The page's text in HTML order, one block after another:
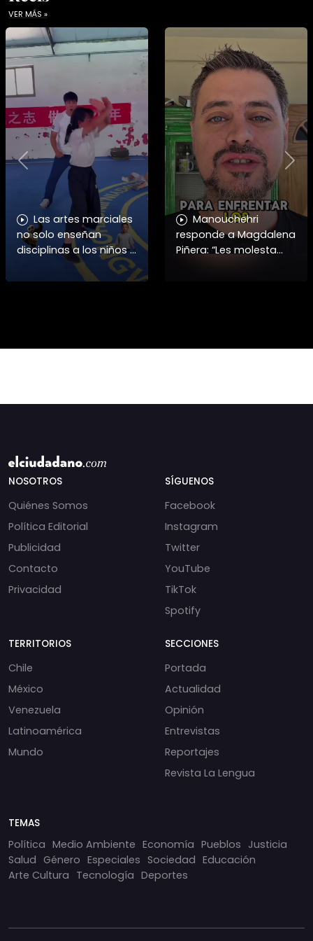
VER MÁS »
Las artes marciales
no solo enseñan
disciplinas a los niños y
niñas si no también ser
honorables #deporte
Manouchehri
responde a Magdalena
Piñera: “Les molesta
Previous
NOSOTROS
Quiénes Somos
Política Editorial
Publicidad
Contacto
Privacidad
SÍGUENOS
Facebook
Instagram
Twitter
YouTube
TikTok
Spotify
TERRITORIOS
Chile
México
Venezuela
Latinoamérica
Mundo
SECCIONES
Portada
Actualidad
Opinión
Entrevistas
Reportajes
Revista La Lengua
TEMAS
Política Medio Ambiente Economía Pueblos Justicia
Salud Género Especiales Sociedad Educación
Arte Cultura Tecnología Deportes